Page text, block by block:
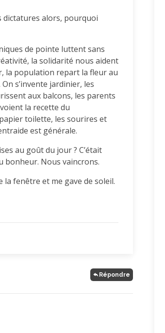
dictatures alors, pourquoi
de pointe luttent sans
la solidarité nous aident
la population repart la fleur au
s’invente jardinier, les
aux balcons, les parents
la recette du
toilette, les sourires et
est générale.
au goût du jour ? C’était
bonheur. Nous vaincrons.
la fenêtre et me gave de soleil.
Répondre